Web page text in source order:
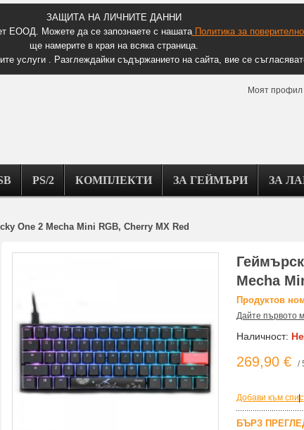
ЗАЩИТА НА ЛИЧНИТЕ ДАННИ
ЕООД. Можете да се запознаете с нашатаПолитика за
ще намерите в края на всяка страница.
услуги . Разглеждайки съдържанието на сайта, вие се
Моят профил
PS/2 КОМПЛЕКТИ ЗА ГЕЙМЪРИ ЗА
One 2 Mecha Mini RGB, Cherry MX Red
Mecha
Продуктов
Дайте първото
Наличност:
269,90 € /
Добави към |
БЪРЗ